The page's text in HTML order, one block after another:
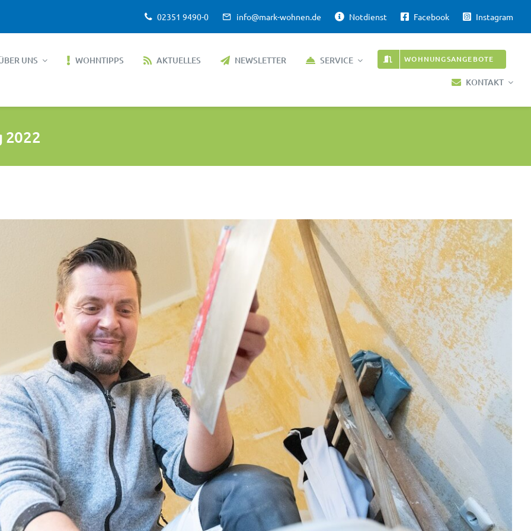
02351 9490-0 info@mark-wohnen.de Notdienst Facebook Instagram
UNS WOHNTIPPS AKTUELLES NEWSLETTER SERVICE WOHNUNGSANGEBOTE
KONTAKT
2022